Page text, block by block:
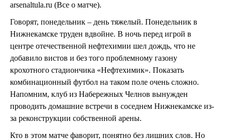
arsenaltula.ru (Все о матче).
Говорят, понедельник – день тяжелый. Понедельник в
Нижнекамске труден вдвойне. В ночь перед игрой в
центре отечественной нефтехимии шел дождь, что не
добавило вистов и без того проблемному газону
крохотного стадиончика «Нефтехимик». Показать
комбинационный футбол на таком поле очень сложно.
Напомним, клуб из Набережных Челнов вынужден
проводить домашние встречи в соседнем Нижнекамске из-
за реконструкции собственной арены.
Кто в этом матче фаворит, понятно без лишних слов. Но